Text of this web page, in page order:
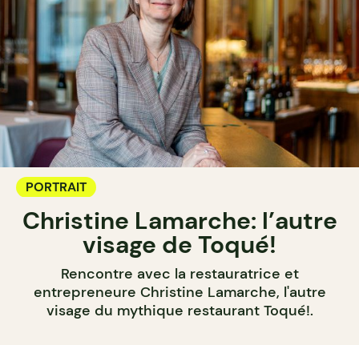
PORTRAIT
Christine Lamarche: l’autre
visage de Toqué!
Rencontre avec la restauratrice et
entrepreneure Christine Lamarche, l'autre
visage du mythique restaurant Toqué!.